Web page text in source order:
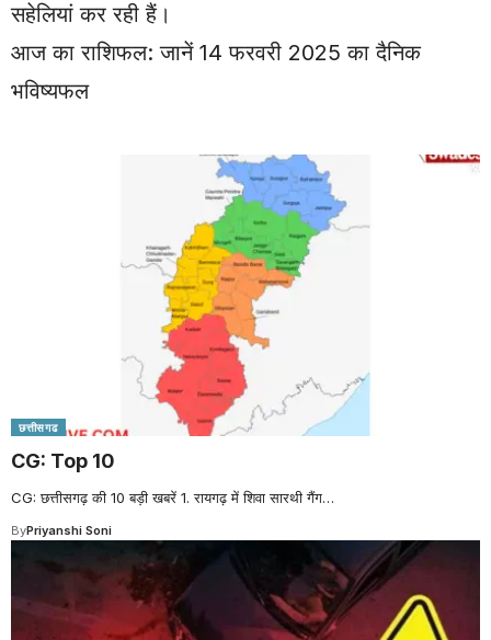
सहेलियां कर रही हैं।
आज का राशिफल: जानें 14 फरवरी 2025 का दैनिक
भविष्यफल
छत्तीसगढ
CG: Top 10
CG: छत्तीसगढ़ की 10 बड़ी खबरें 1. रायगढ़ में शिवा सारथी गैंग…
ByPriyanshi Soni